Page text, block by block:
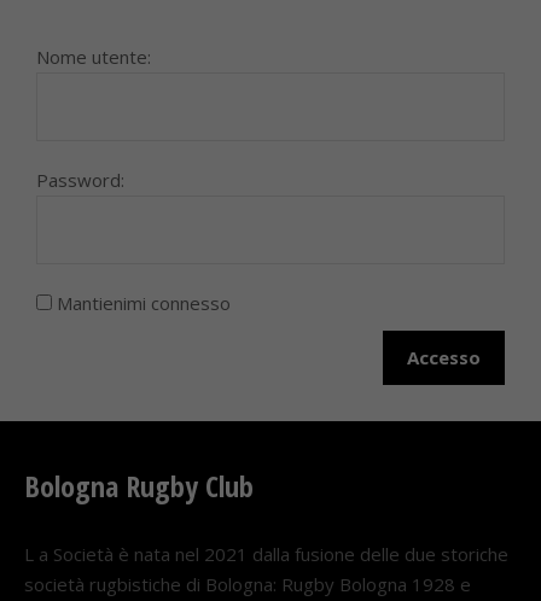
Nome utente:
Password:
Mantienimi connesso
Accesso
Bologna Rugby Club
L a Società è nata nel 2021 dalla fusione delle due storiche
società rugbistiche di Bologna: Rugby Bologna 1928 e